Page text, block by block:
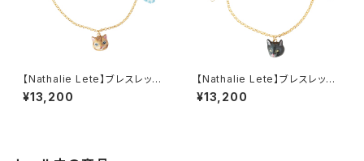
【Nathalie Lete】ブレスレッ
ト MAYA
¥13,200
【Nathalie Lete】ブレスレッ
ト Black Cat
¥13,200